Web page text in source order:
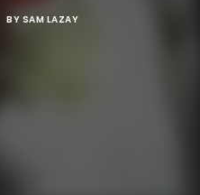
BY SAM LAZAY